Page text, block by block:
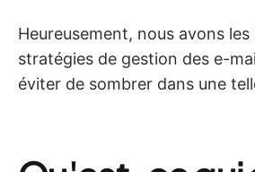
Heureusement, nous avons les
stratégies de gestion des e-
éviter de sombrer dans une